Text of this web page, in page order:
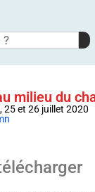
milieu du
et 26 juillet 2020